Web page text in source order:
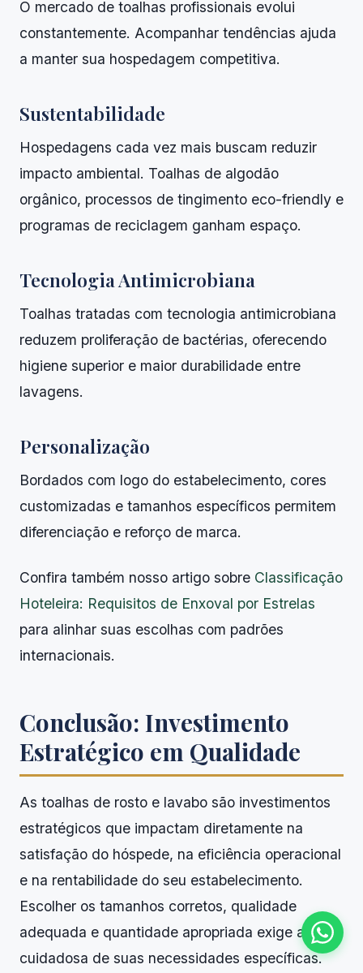
O mercado de toalhas profissionais evolui
constantemente. Acompanhar tendências ajuda
a manter sua hospedagem competitiva.
Sustentabilidade
Hospedagens cada vez mais buscam reduzir
impacto ambiental. Toalhas de algodão
orgânico, processos de tingimento eco-friendly e
programas de reciclagem ganham espaço.
Tecnologia Antimicrobiana
Toalhas tratadas com tecnologia antimicrobiana
reduzem proliferação de bactérias, oferecendo
higiene superior e maior durabilidade entre
lavagens.
Personalização
Bordados com logo do estabelecimento, cores
customizadas e tamanhos específicos permitem
diferenciação e reforço de marca.
Confira também nosso artigo sobre Classificação
Hoteleira: Requisitos de Enxoval por Estrelas
para alinhar suas escolhas com padrões
internacionais.
Conclusão: Investimento
Estratégico em Qualidade
As toalhas de rosto e lavabo são investimentos
estratégicos que impactam diretamente na
satisfação do hóspede, na eficiência operacional
e na rentabilidade do seu estabelecimento.
Escolher os tamanhos corretos, qualidade
adequada e quantidade apropriada exige análise
cuidadosa de suas necessidades específicas.